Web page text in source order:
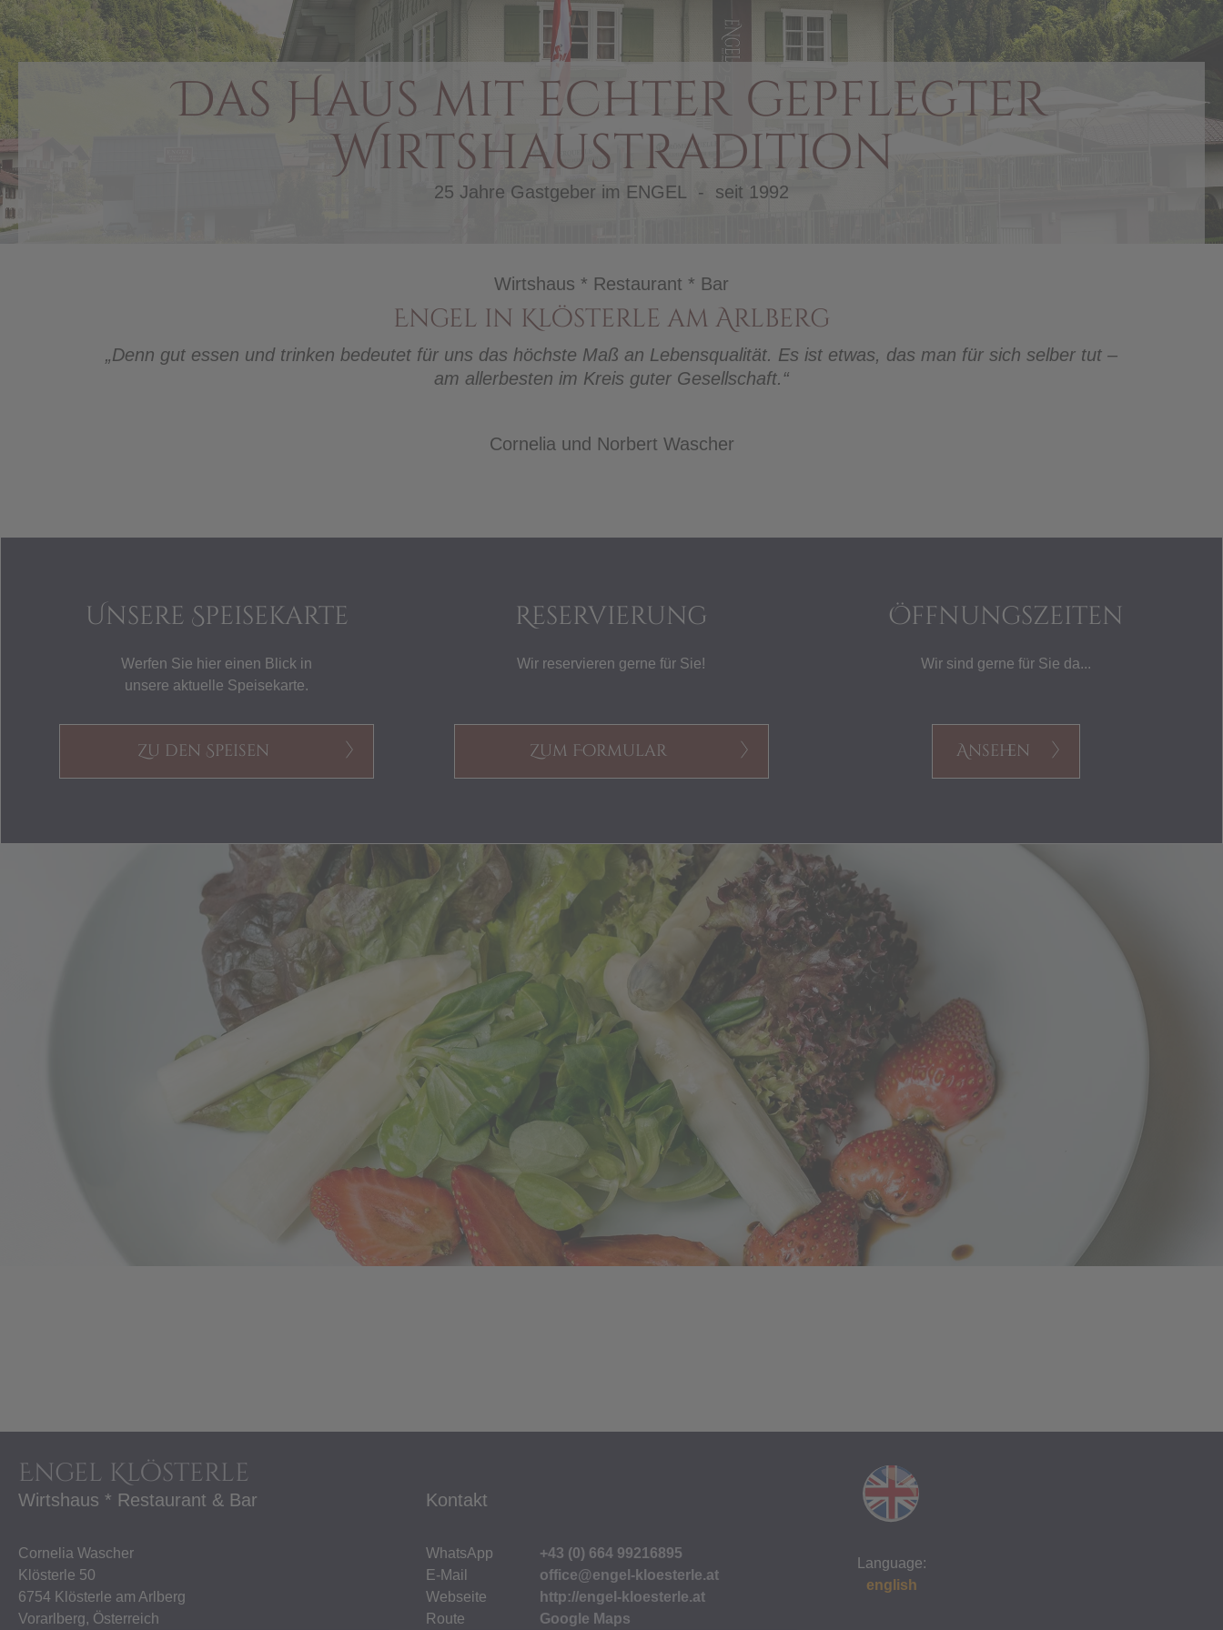
Das Haus mit echter gepflegter
Wirtshaustradition
25 Jahre Gastgeber im ENGEL - seit 1992
Wirtshaus * Restaurant * Bar
Engel in Klösterle am Arlberg
„Denn gut essen und trinken bedeutet für uns das höchste Maß an Lebensqualität. Es ist etwas, das man für sich selber tut –
am allerbesten im Kreis guter Gesellschaft.“
Cornelia und Norbert Wascher
Unsere Speisekarte
Werfen Sie hier einen Blick in
unsere aktuelle Speisekarte.
Zu den Speisen
Reservierung
Wir reservieren gerne für Sie!
Zum Formular
Öffnungszeiten
Wir sind gerne für Sie da...
Ansehen
Engel Klösterle
Wirtshaus * Restaurant & Bar
Cornelia Wascher
Klösterle 50
6754 Klösterle am Arlberg
Vorarlberg, Österreich
Kontakt
WhatsApp
+43 (0) 664 99216895
E-Mail
office@engel-kloesterle.at
Webseite
http://engel-kloesterle.at
Route
Google Maps
Language:
english